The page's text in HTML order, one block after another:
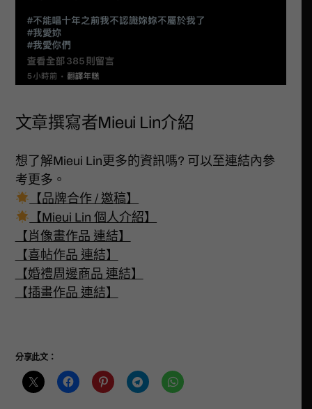
文章撰寫者Mieui Lin介紹
想了解Mieui Lin更多的資訊嗎? 可以至連結內參
考更多。
【品牌合作 / 邀稿】
【Mieui Lin 個人介紹】
【肖像畫作品 連結】
【喜帖作品 連結】
【婚禮周邊商品 連結】
【插畫作品 連結】
分享此文：